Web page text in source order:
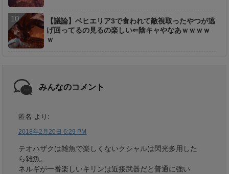
【議論】ベヒエリア3で食われて敵視取ったやつが逃
げ回ってるの見るの楽しい⇐陰キャやなあｗｗｗｗ
ｗ
みんなのコメント
匿名 より:
2018年2月20日 6:29 PM
テオハザクは雑魚で楽しくないクシャルは閃光多用した
ら雑魚。
ネルギが一番楽しいキリンは近接武器だと普通に強い